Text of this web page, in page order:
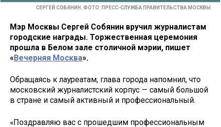
СЕРГЕЙ СОБЯНИН. ФОТО: ПРЕСС-СЛУЖБА ПРАВИТЕЛЬСТВА МОСКВЫ
Мэр Москвы Сергей Собянин вручил журналистам
городские награды. Торжественная церемония
прошла в Белом зале столичной мэрии, пишет
«Вечерняя Москва».
Обращаясь к лауреатам, глава города напомнил, что
московский журналистский корпус — самый большой
в стране и самый активный и профессиональный.
«Поздравляю вас с прошедшим профессиональным